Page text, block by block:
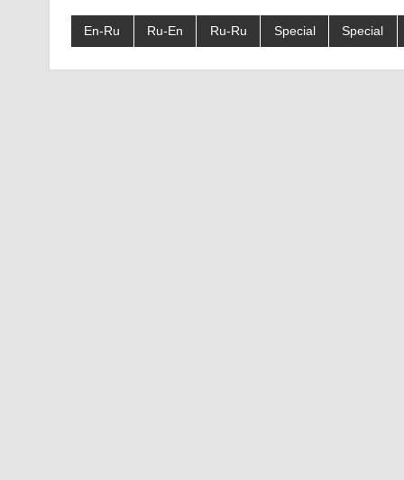
En-Ru Ru-En Ru-Ru Special Special